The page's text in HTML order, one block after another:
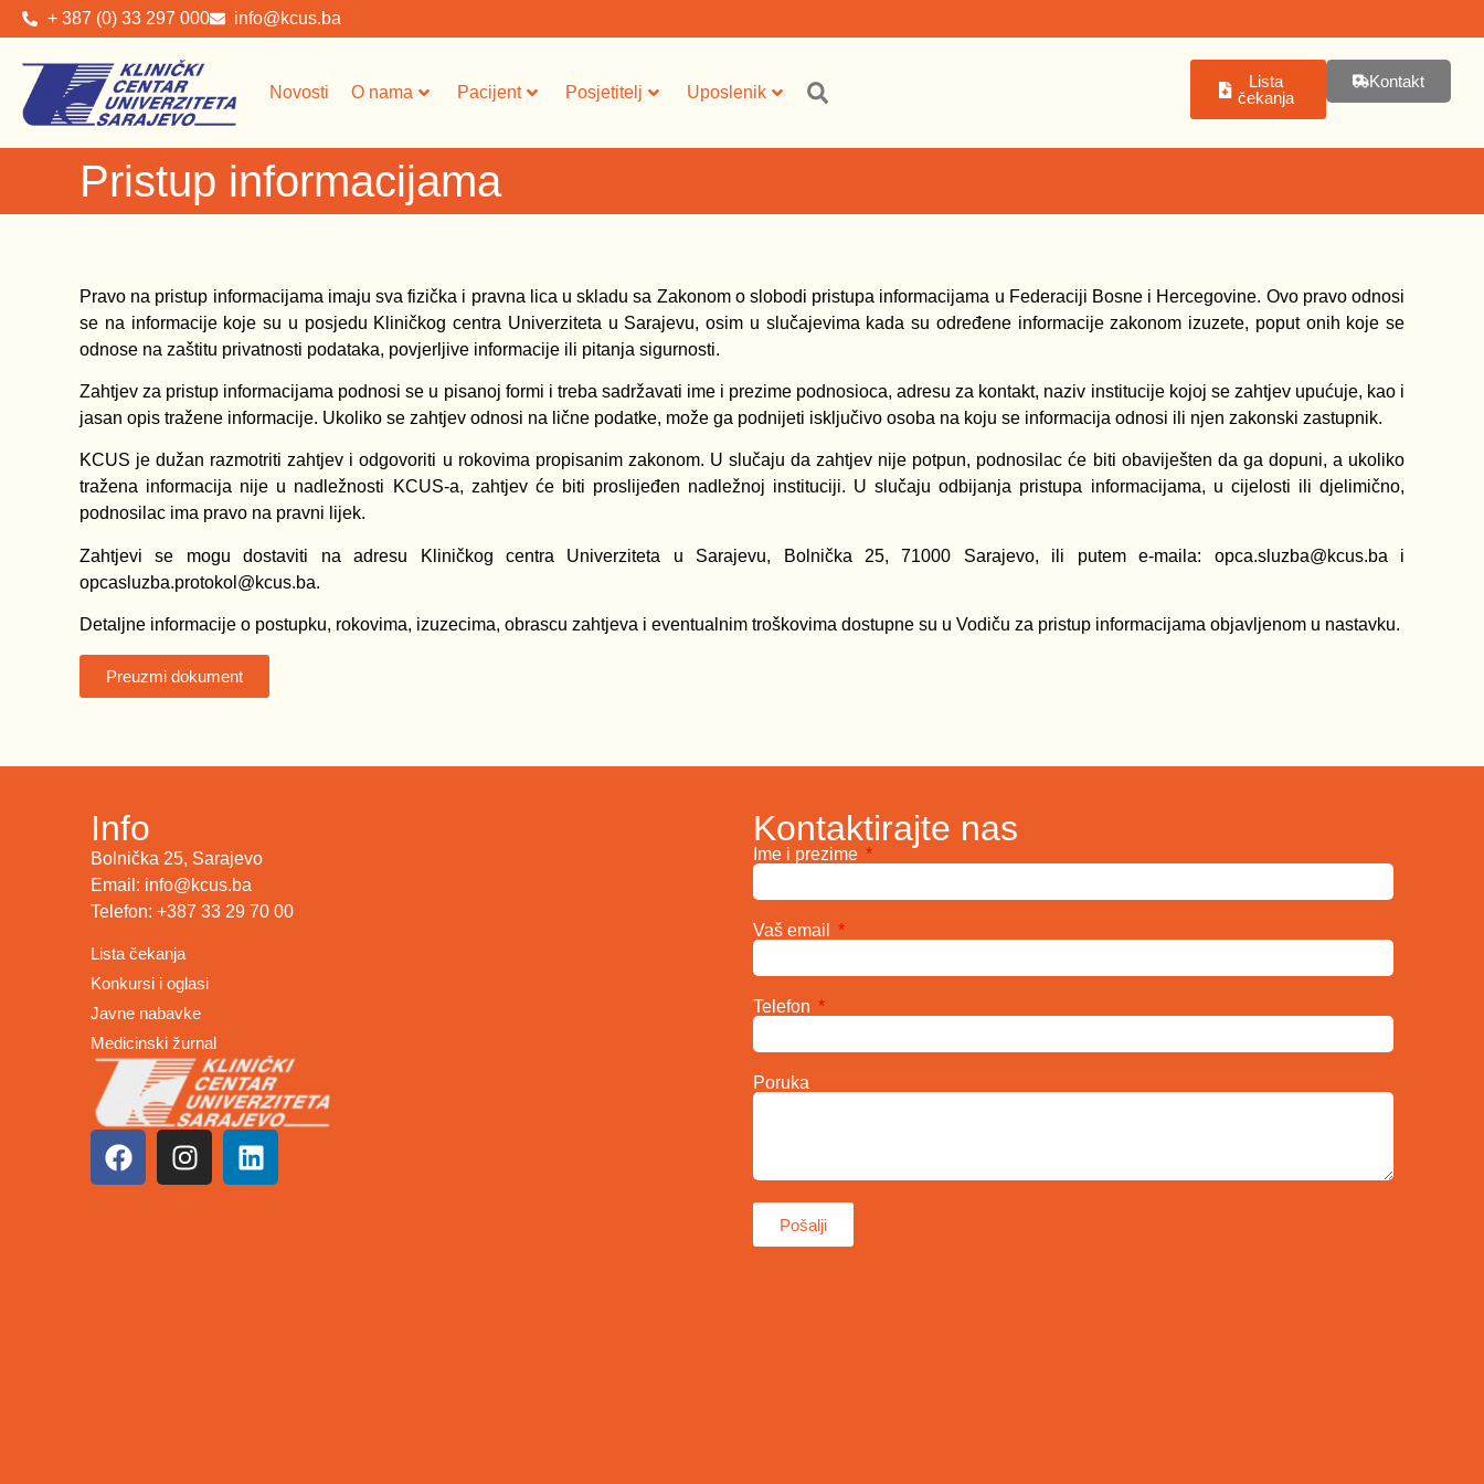
+ 387 (0) 33 297 000 info@kcus.ba
Novosti O nama Pacijent Posjetitelj Uposlenik
Lista
čekanja
Kontakt
Pristup informacijama
Pravo na pristup informacijama imaju sva fizička i pravna lica u skladu sa Zakonom o slobodi pristupa informacijama u Federaciji Bosne i Hercegovine. Ovo pravo odnosi
se na informacije koje su u posjedu Kliničkog centra Univerziteta u Sarajevu, osim u slučajevima kada su određene informacije zakonom izuzete, poput onih koje se
odnose na zaštitu privatnosti podataka, povjerljive informacije ili pitanja sigurnosti.
Zahtjev za pristup informacijama podnosi se u pisanoj formi i treba sadržavati ime i prezime podnosioca, adresu za kontakt, naziv institucije kojoj se zahtjev upućuje, kao i
jasan opis tražene informacije. Ukoliko se zahtjev odnosi na lične podatke, može ga podnijeti isključivo osoba na koju se informacija odnosi ili njen zakonski zastupnik.
KCUS je dužan razmotriti zahtjev i odgovoriti u rokovima propisanim zakonom. U slučaju da zahtjev nije potpun, podnosilac će biti obaviješten da ga dopuni, a ukoliko
tražena informacija nije u nadležnosti KCUS-a, zahtjev će biti proslijeđen nadležnoj instituciji. U slučaju odbijanja pristupa informacijama, u cijelosti ili djelimično,
podnosilac ima pravo na pravni lijek.
Zahtjevi se mogu dostaviti na adresu Kliničkog centra Univerziteta u Sarajevu, Bolnička 25, 71000 Sarajevo, ili putem e-maila: opca.sluzba@kcus.ba i
opcasluzba.protokol@kcus.ba.
Detaljne informacije o postupku, rokovima, izuzecima, obrascu zahtjeva i eventualnim troškovima dostupne su u Vodiču za pristup informacijama objavljenom u nastavku.
Preuzmi dokument
Info
Bolnička 25, Sarajevo
Email: info@kcus.ba
Telefon: +387 33 29 70 00
Lista čekanja
Konkursi i oglasi
Javne nabavke
Medicinski žurnal
Kontaktirajte nas
Ime i prezime
Vaš email
Telefon
Poruka
Pošalji